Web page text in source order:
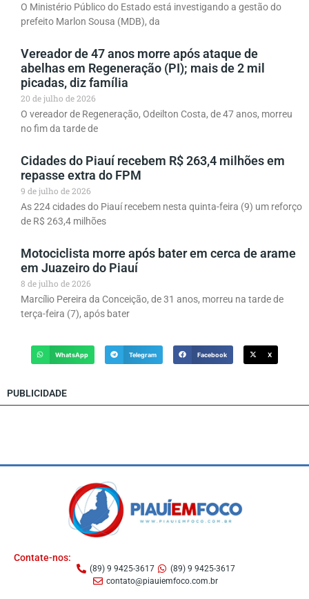
O Ministério Público do Estado está investigando a gestão do
prefeito Marlon Sousa (MDB), da
Vereador de 47 anos morre após ataque de
abelhas em Regeneração (PI); mais de 2 mil
picadas, diz família
20 de julho de 2026
O vereador de Regeneração, Odeilton Costa, de 47 anos, morreu
no fim da tarde de
Cidades do Piauí recebem R$ 263,4 milhões em
repasse extra do FPM
9 de julho de 2026
As 224 cidades do Piauí recebem nesta quinta-feira (9) um reforço
de R$ 263,4 milhões
Motociclista morre após bater em cerca de arame
em Juazeiro do Piauí
8 de julho de 2026
Marcílio Pereira da Conceição, de 31 anos, morreu na tarde de
terça-feira (7), após bater
WhatsApp Telegram Facebook X
PUBLICIDADE
Contate-nos:
(89) 9 9425-3617
(89) 9 9425-3617
contato@piauiemfoco.com.br